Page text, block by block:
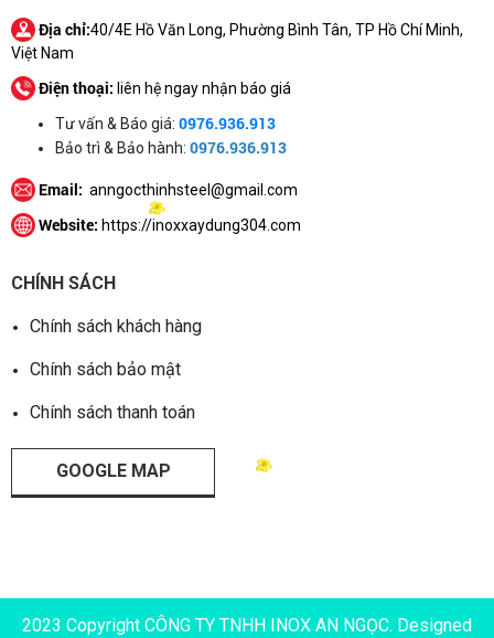
Địa chỉ:40/4E Hồ Văn Long, Phường Bình Tân, TP Hồ Chí Minh,
Việt Nam
Điện thoại: liên hệ ngay nhận báo giá
Tư vấn & Báo giá: 0976.936.913
Bảo trì & Bảo hành: 0976.936.913
Email: anngocthinhsteel@gmail.com
Website: https://inoxxaydung304.com
CHÍNH SÁCH
Chính sách khách hàng
Chính sách bảo mật
Chính sách thanh toán
GOOGLE MAP
2023 Copyright CÔNG TY TNHH INOX AN NGỌC. Designed